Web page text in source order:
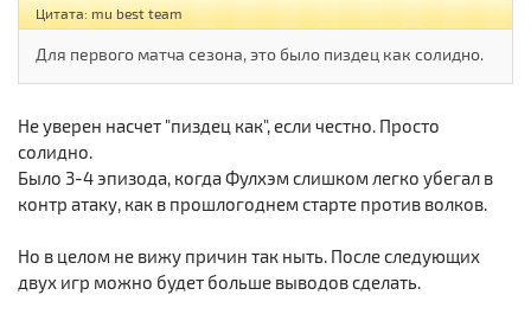
Цитата: mu best team
Для первого матча сезона, это было пиздец как солидно.
Не уверен насчет "пиздец как", если честно. Просто
солидно.
Было 3-4 эпизода, когда Фулхэм слишком легко убегал в
контр атаку, как в прошлогоднем старте против волков.
Но в целом не вижу причин так ныть. После следующих
двух игр можно будет больше выводов сделать.